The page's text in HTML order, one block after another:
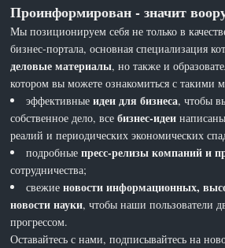
Проинформирован - значит
Мы позиционируем себя не только в
бизнес-портала, основная специализация
деловые материалы, но также и
котором вы можете ознакомиться с такими
эффективныеидеи для бизнеса, чтобы
собственное дело, всебизнес-идеи
реалий и периодических экономических
подробныепресс-релизы компаний и
сотрудничества;
свежиеновости информационных,
новости науки, чтобы наши пользователи
прогрессом.
Оставайтесь с нами, подписывайтесь на